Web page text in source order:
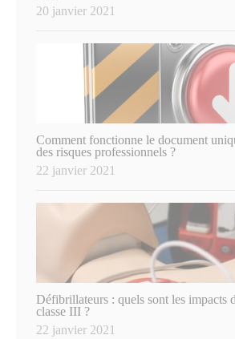
20 janvier 2021
Comment fonctionne le document
des risques professionnels ?
22 janvier 2021
Défibrillateurs : quels sont les impacts
classe III ?
22 janvier 2021